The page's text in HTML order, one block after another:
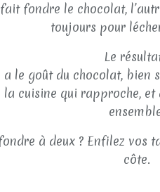
fait fondre le chocolat,
toujours pour
Le
a le goût du chocolat, bien
la cuisine qui rapproche,
à deux ? Enfilez vos
côte.